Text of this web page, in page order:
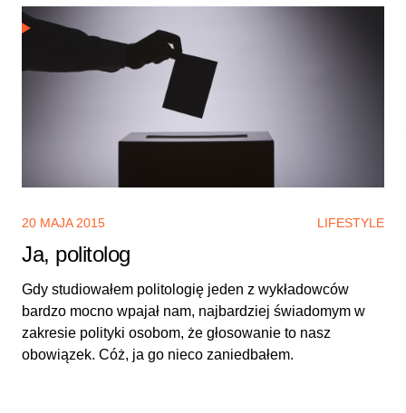
20 MAJA 2015 LIFESTYLE
Ja, politolog
Gdy studiowałem politologię jeden z wykładowców
bardzo mocno wpajał nam, najbardziej świadomym w
zakresie polityki osobom, że głosowanie to nasz
obowiązek. Cóż, ja go nieco zaniedbałem.